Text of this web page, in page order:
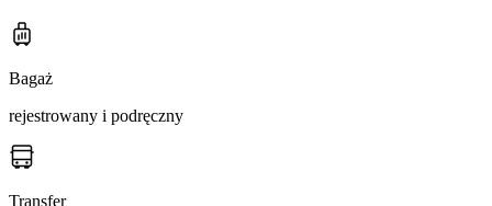
Bagaż
rejestrowany i podręczny
Transfer